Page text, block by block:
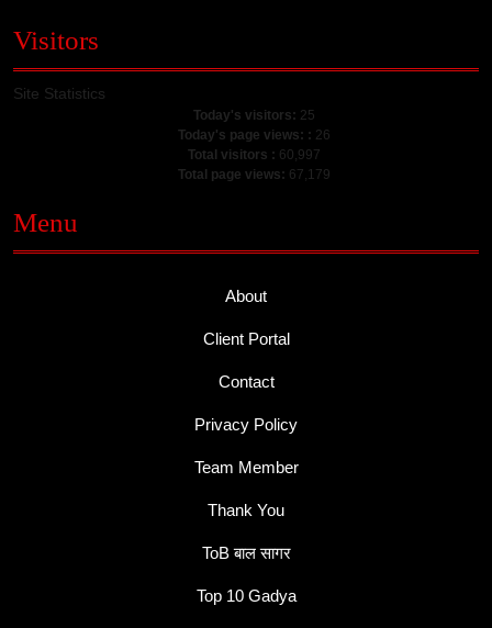
Visitors
Site Statistics
Today's visitors: 25
Today's page views: : 26
Total visitors : 60,997
Total page views: 67,179
Menu
About
Client Portal
Contact
Privacy Policy
Team Member
Thank You
ToB बाल सागर
Top 10 Gadya